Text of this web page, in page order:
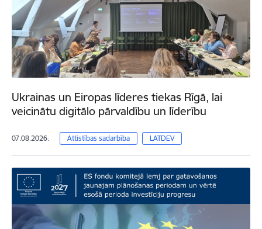
Ukrainas un Eiropas līderes tiekas Rīgā, lai
veicinātu digitālo pārvaldību un līderību
07.08.2026. Attīstības sadarbība LATDEV